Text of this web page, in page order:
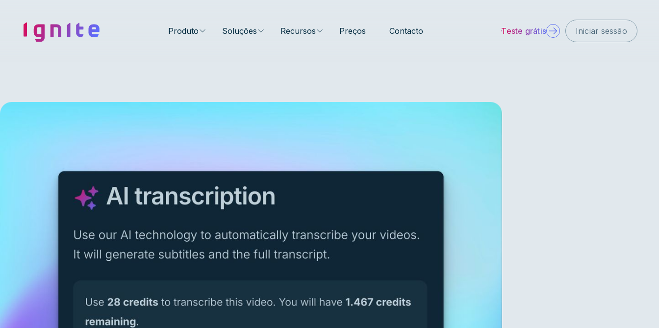
Ignite • Video Experience Cloud Produto Soluções Recursos Preços Contacto Teste grátis Iniciar sessão